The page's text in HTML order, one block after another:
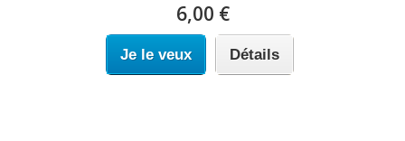
6,00 €
Je le veux Détails